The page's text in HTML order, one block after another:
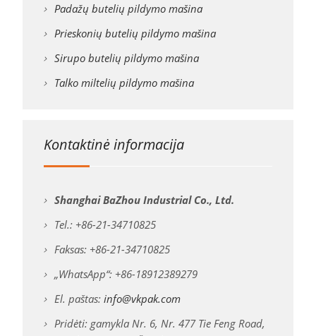
Padažų butelių pildymo mašina
Prieskonių butelių pildymo mašina
Sirupo butelių pildymo mašina
Talko miltelių pildymo mašina
Kontaktinė informacija
Shanghai BaZhou Industrial Co., Ltd.
Tel.: +86-21-34710825
Faksas: +86-21-34710825
„WhatsApp“: +86-18912389279
El. paštas: info@vkpak.com
Pridėti: gamykla Nr. 6, Nr. 477 Tie Feng Road,